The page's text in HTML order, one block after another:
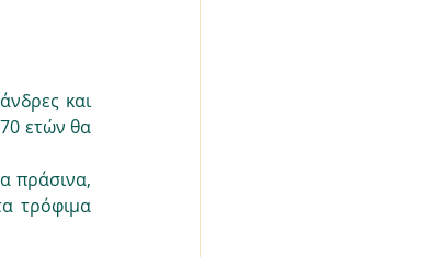
και
ετών θα
πράσινα,
τρόφιμα